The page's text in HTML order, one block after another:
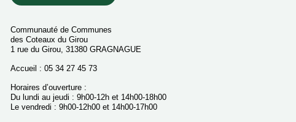
Communauté de Communes
des Coteaux du Girou
1 rue du Girou, 31380 GRAGNAGUE
Accueil : 05 34 27 45 73
Horaires d’ouverture :
Du lundi au jeudi : 9h00-12h et 14h00-18h00
Le vendredi : 9h00-12h00 et 14h00-17h00